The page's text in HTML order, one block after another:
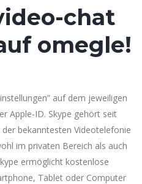
chat
omegle!
auf dem jeweiligen
Apple-ID. Skype gehört seit
bekanntesten Videotelefonie
im privaten Bereich als auch
ermöglicht kostenlose
Tablet oder Computer